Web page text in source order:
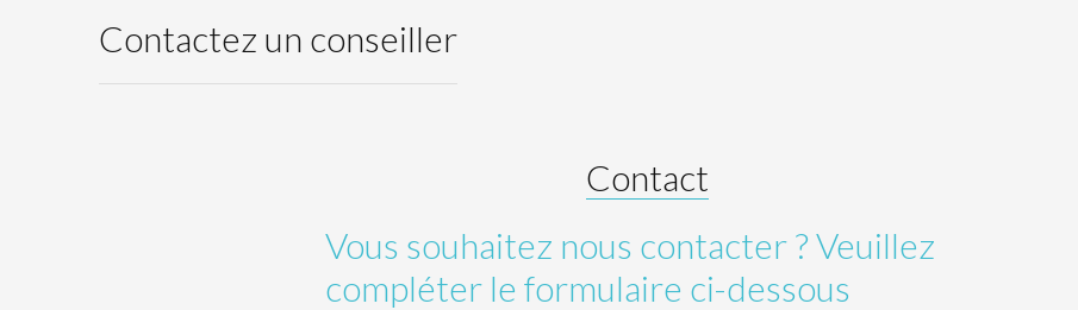
Contactez un conseiller
Vous souhaitez nous contacter ? Veuillez
compléter le formulaire ci-dessous
Contact